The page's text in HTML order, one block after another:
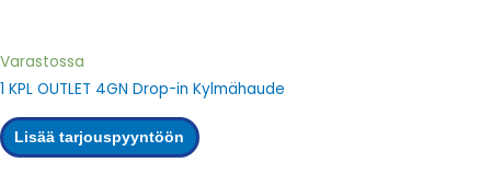
Varastossa
1 KPL OUTLET 4GN Drop-in Kylmähaude
Lisää tarjouspyyntöön